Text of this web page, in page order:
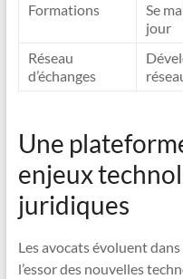
Formations
Se
jour
Réseau
d’échanges
Une
enjeux
juridiques
Les avocats évoluent
l’essor des nouvelles